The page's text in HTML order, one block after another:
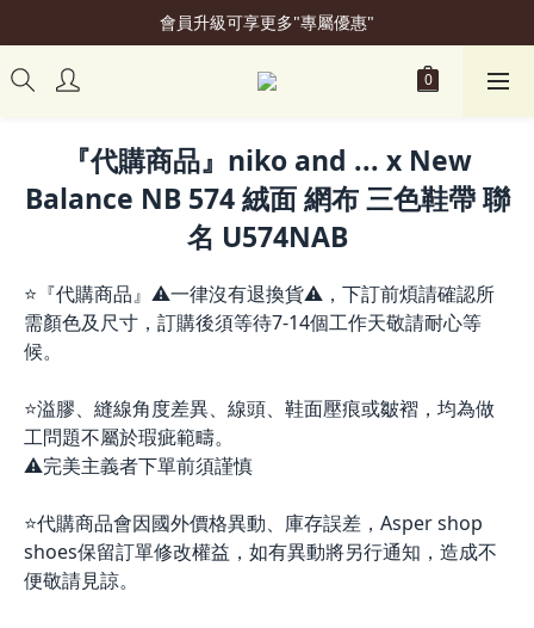
加入會員立即贈50元購物金
會員升級可享更多"專屬優惠"
加入會員立即贈50元購物金
『代購商品』niko and ... x New
Balance NB 574 絨面 網布 三色鞋帶 聯
名 U574NAB
⭐『代購商品』⚠️一律沒有退換貨⚠️，下訂前煩請確認所
需顏色及尺寸，訂購後須等待7-14個工作天敬請耐心等
候。
⭐溢膠、縫線角度差異、線頭、鞋面壓痕或皺褶，均為做
工問題不屬於瑕疵範疇。
⚠️完美主義者下單前須謹慎
⭐代購商品會因國外價格異動、庫存誤差，Asper shop
shoes保留訂單修改權益，如有異動將另行通知，造成不
便敬請見諒。